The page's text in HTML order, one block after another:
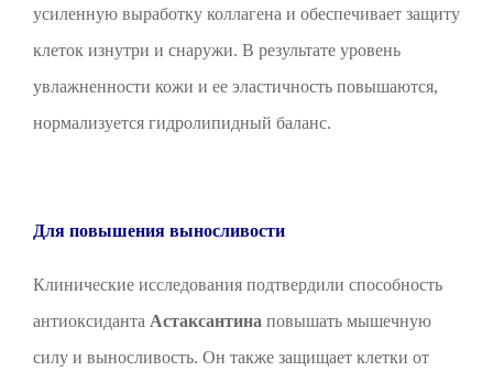
усиленную выработку коллагена и обеспечивает защиту
клеток изнутри и снаружи. В результате уровень
увлажненности кожи и ее эластичность повышаются,
нормализуется гидролипидный баланс.
Для повышения выносливости
Клинические исследования подтвердили способность
антиоксиданта Астаксантина повышать мышечную
силу и выносливость. Он также защищает клетки от